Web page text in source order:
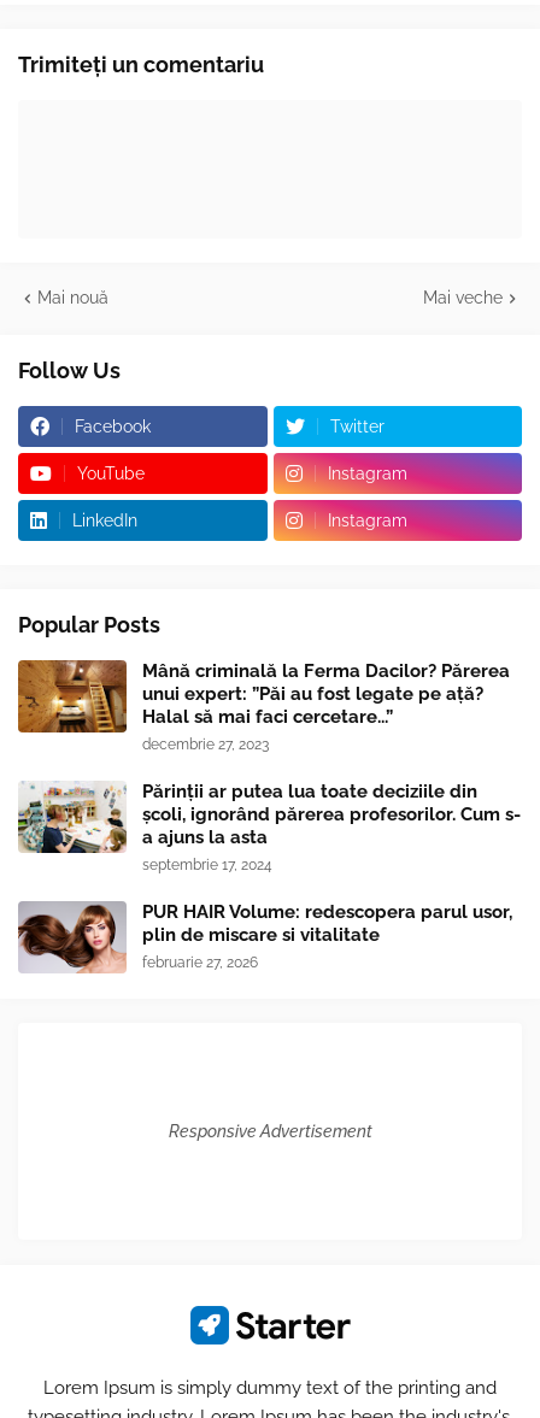
Trimiteți un comentariu
Mai nouă Mai veche
Follow Us
Facebook Twitter
YouTube Instagram
LinkedIn Instagram
Popular Posts
Mână criminală la Ferma Dacilor? Părerea
unui expert: ”Păi au fost legate pe ață?
Halal să mai faci cercetare...”
decembrie 27, 2023
Părinții ar putea lua toate deciziile din
școli, ignorând părerea profesorilor. Cum s-
a ajuns la asta
septembrie 17, 2024
PUR HAIR Volume: redescopera parul usor,
plin de miscare si vitalitate
februarie 27, 2026
Responsive Advertisement
Lorem Ipsum is simply dummy text of the printing and